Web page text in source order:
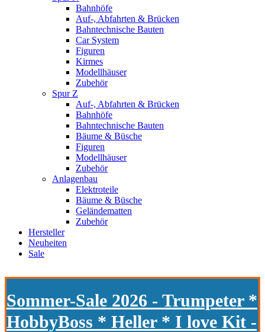
Bahnhöfe
Auf-, Abfahrten & Brücken
Bahntechnische Bauten
Car System
Figuren
Kirmes
Modellhäuser
Zubehör
Spur Z
Auf-, Abfahrten & Brücken
Bahnhöfe
Bahntechnische Bauten
Bäume & Büsche
Figuren
Modellhäuser
Zubehör
Anlagenbau
Elektroteile
Bäume & Büsche
Geländematten
Zubehör
Hersteller
Neuheiten
Sale
Sommer-Sale 2026 - Trumpeter *
HobbyBoss * Heller * I love Kit -